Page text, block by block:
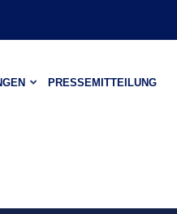
PRESSEMITTEILUNG